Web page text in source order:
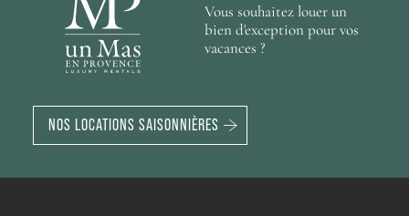
Vous souhaitez louer un
bien d'exception pour vos
vacances ?
NOS LOCATIONS SAISONNIÈRES